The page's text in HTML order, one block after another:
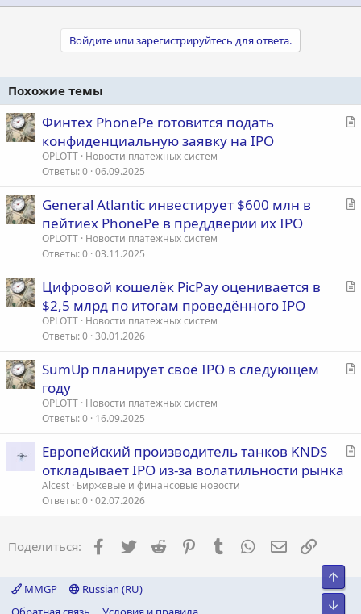
Войдите или зарегистрируйтесь для ответа.
Похожие темы
С
я
Финтех PhonePe готовится подать
конфиденциальную заявку на IPO
OPLOTT Новости платежных систем
Ответы 0 06.09.2025
С
я
General Atlantic инвестирует $600 млн в
пейтиех PhonePe в преддверии их IPO
OPLOTT Новости платежных систем
Ответы 0 03.11.2025
С
я
Цифровой кошелёк PicPay оценивается в
$2,5 млрд по итогам проведённого IPO
OPLOTT Новости платежных систем
Ответы 0 30.01.2026
С
я
SumUp планирует своё IPO в следующем
году
OPLOTT Новости платежных систем
Ответы 0 16.09.2025
С
ь
Европейский производитель танков KNDS
откладывает IPO из-за волатильности рынка
Alcest Биржевые и финансовые новости
Ответы 0 02.07.2026
Поделиться: Facebook
Twitter Reddit PinterestTumblr WhatsApp
MMGP
Russian (RU)